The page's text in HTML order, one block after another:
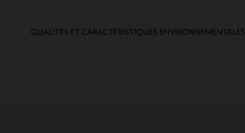
QUALITES ET CARACTERISTIQUES ENVIRONNEMENTALES